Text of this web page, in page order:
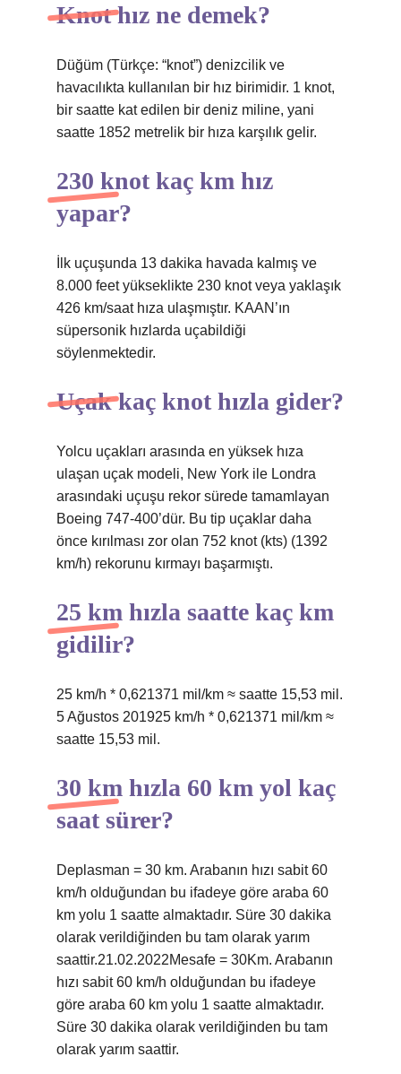
Knot hız ne demek?
Düğüm (Türkçe: “knot”) denizcilik ve
havacılıkta kullanılan bir hız birimidir. 1 knot,
bir saatte kat edilen bir deniz miline, yani
saatte 1852 metrelik bir hıza karşılık gelir.
230 knot kaç km hız
yapar?
İlk uçuşunda 13 dakika havada kalmış ve
8.000 feet yükseklikte 230 knot veya yaklaşık
426 km/saat hıza ulaşmıştır. KAAN’ın
süpersonik hızlarda uçabildiği
söylenmektedir.
Uçak kaç knot hızla gider?
Yolcu uçakları arasında en yüksek hıza
ulaşan uçak modeli, New York ile Londra
arasındaki uçuşu rekor sürede tamamlayan
Boeing 747-400’dür. Bu tip uçaklar daha
önce kırılması zor olan 752 knot (kts) (1392
km/h) rekorunu kırmayı başarmıştı.
25 km hızla saatte kaç km
gidilir?
25 km/h * 0,621371 mil/km ≈ saatte 15,53 mil.
5 Ağustos 201925 km/h * 0,621371 mil/km ≈
saatte 15,53 mil.
30 km hızla 60 km yol kaç
saat sürer?
Deplasman = 30 km. Arabanın hızı sabit 60
km/h olduğundan bu ifadeye göre araba 60
km yolu 1 saatte almaktadır. Süre 30 dakika
olarak verildiğinden bu tam olarak yarım
saattir.21.02.2022Mesafe = 30Km. Arabanın
hızı sabit 60 km/h olduğundan bu ifadeye
göre araba 60 km yolu 1 saatte almaktadır.
Süre 30 dakika olarak verildiğinden bu tam
olarak yarım saattir.